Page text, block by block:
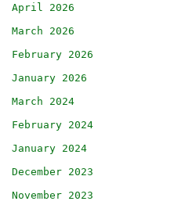
April 2026
March 2026
February 2026
January 2026
March 2024
February 2024
January 2024
December 2023
November 2023